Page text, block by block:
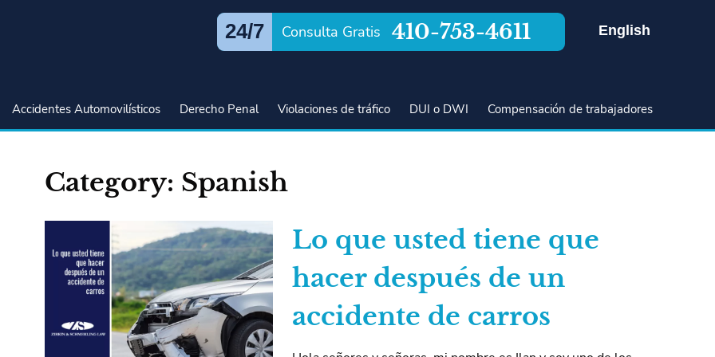
24/7 Consulta Gratis 410-753-4611 English
Accidentes Automovilísticos Derecho Penal Violaciones de tráfico DUI o DWI Compensación de trabajadores
Category: Spanish
Lo que usted tiene que
hacer después de un
accidente de carros